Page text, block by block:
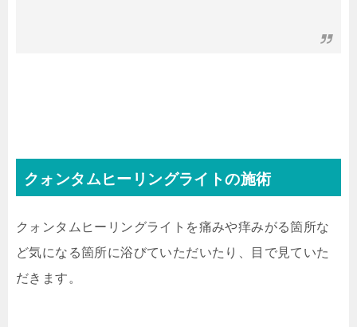
クォンタムヒーリングライトの施術
クォンタムヒーリングライトを痛みや痒みがる箇所な
ど気になる箇所に浴びていただいたり、目で見ていた
だきます。